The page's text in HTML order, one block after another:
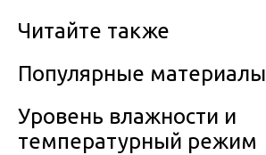
Читайте также
Популярные материалы
Уровень влажности и
температурный режим